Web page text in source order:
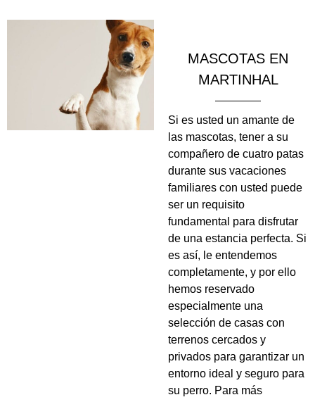
MASCOTAS EN
MARTINHAL
Si es usted un amante de
las mascotas, tener a su
compañero de cuatro patas
durante sus vacaciones
familiares con usted puede
ser un requisito
fundamental para disfrutar
de una estancia perfecta. Si
es así, le entendemos
completamente, y por ello
hemos reservado
especialmente una
selección de casas con
terrenos cercados y
privados para garantizar un
entorno ideal y seguro para
su perro. Para más